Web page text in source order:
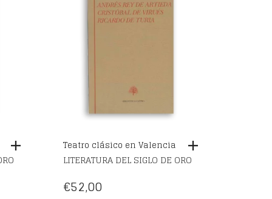
Teatro clásico en Valencia
LITERATURA DEL SIGLO DE ORO
€52,00